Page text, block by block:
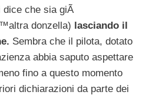
che sia giÃ
donzella) lasciando il
Sembra che il pilota, dotato
abbia saputo aspettare
fino a questo momento
dichiarazioni da parte dei